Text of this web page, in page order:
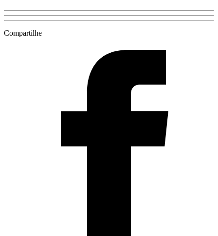
Compartilhe